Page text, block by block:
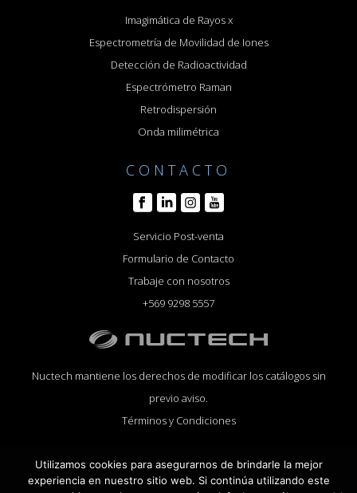
Imagimática de Rayos x
Espectrometría de Movilidad de Iones
Detección de Radioactividad
Espectrómetro Raman
Retrodispersión
Onda milimétrica
CONTACTO
Servicio Post-venta
Formulario de Contacto
Trabaje con nosotros
+569 9298 5557
Nuctech mantiene los derechos de modificar los catálogos sin
previo aviso.
Términos y Condiciones
Utilizamos cookies para asegurarnos de brindarle la mejor
experiencia en nuestro sitio web. Si continúa utilizando este